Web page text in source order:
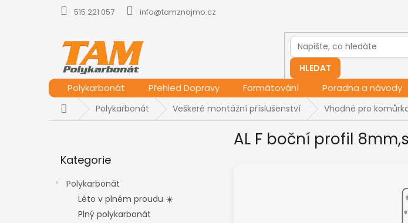
515 221 057 info@tamznojmo.cz
HLEDAT
Polykarbonát Přehled Dopravy Formátování Poradna a návody
DomůPolykarbonát Veškeré montážní příslušenství Vhodné pro
kategorie
Kategorie
Polykarbonát
Léto v plném proudu ☀️
Plný polykarbonát
AL F boční profil